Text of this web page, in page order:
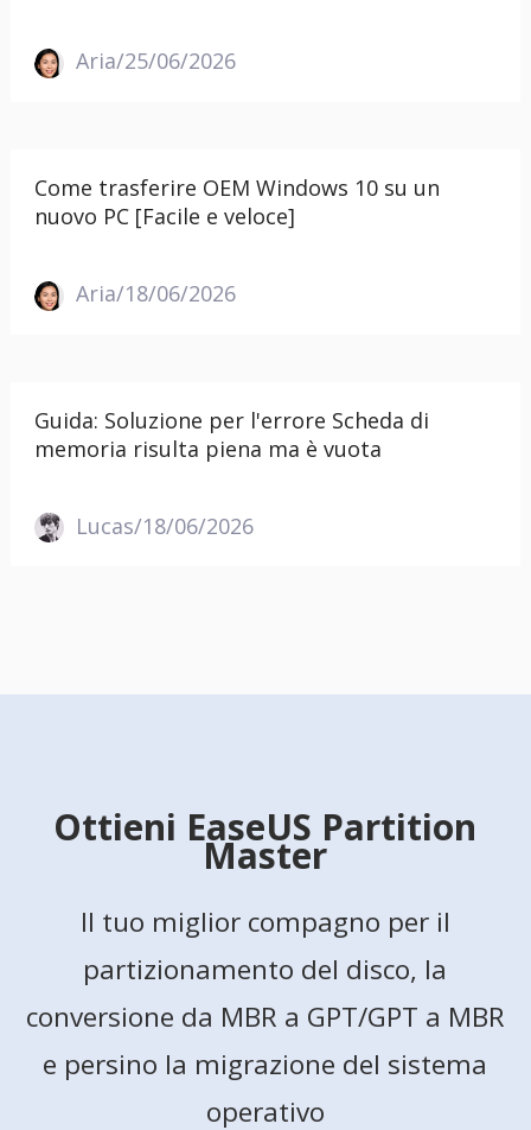
Aria/25/06/2026
Come trasferire OEM Windows 10 su un
nuovo PC [Facile e veloce]
Aria/18/06/2026
Guida: Soluzione per l'errore Scheda di
memoria risulta piena ma è vuota
Lucas/18/06/2026
Ottieni EaseUS Partition
Master
Il tuo miglior compagno per il
partizionamento del disco, la
conversione da MBR a GPT/GPT a MBR
e persino la migrazione del sistema
operativo